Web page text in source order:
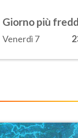
Giorno più
Venerdì 7